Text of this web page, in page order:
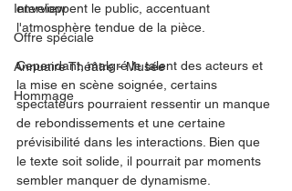
Interview
Offre spéciale
Annuaire Théâtre - Musée
Hommage
enveloppent le public, accentuant
l'atmosphère tendue de la pièce.
Cependant, malgré le talent des acteurs et
la mise en scène soignée, certains
spectateurs pourraient ressentir un manque
de rebondissements et une certaine
prévisibilité dans les interactions. Bien que
le texte soit solide, il pourrait par moments
sembler manquer de dynamisme.